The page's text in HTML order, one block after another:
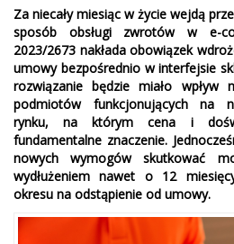
Za niecały miesiąc w życie wejdą
sposób obsługi zwrotów w e-
2023/2673 nakłada obowiązek
umowy bezpośrednio w interfejsie
rozwiązanie będzie miało wpływ
podmiotów funkcjonujących na
rynku, na którym cena i
fundamentalne znaczenie.
nowych wymogów skutkować
wydłużeniem nawet o 12
okresu na odstąpienie od umowy.